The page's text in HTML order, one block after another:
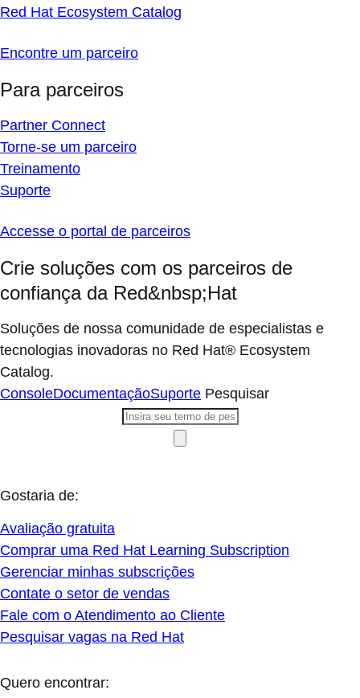
Red Hat Ecosystem Catalog
Encontre um parceiro
Para parceiros
Partner Connect
Torne-se um parceiro
Treinamento
Suporte
Accesse o portal de parceiros
Crie soluções com os parceiros de
confiança da Red&nbsp;Hat
Soluções de nossa comunidade de especialistas e
tecnologias inovadoras no Red Hat® Ecosystem
Catalog.
ConsoleDocumentaçãoSuporte Pesquisar
Gostaria de:
Avaliação gratuita
Comprar uma Red Hat Learning Subscription
Gerenciar minhas subscrições
Contate o setor de vendas
Fale com o Atendimento ao Cliente
Pesquisar vagas na Red Hat
Quero encontrar: